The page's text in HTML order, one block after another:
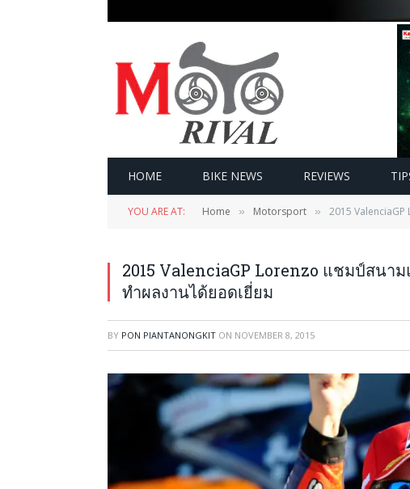
HOME BIKE NEWS REVIEWS
YOU ARE AT: Home » Motorsport » 2015
2015 ValenciaGP Lorenzo แชมป์สน
ทำผลงานได้ยอดเยี่ยม
BY PON PIANTANONGKIT ON NOVEMBER 8, 2015